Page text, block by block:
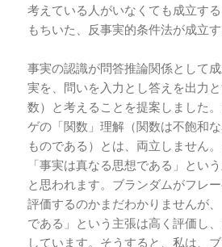
考えている人がいなくても成立す
もちいた、反事実的条件法が成立す
事実の認識が問答推論関係として
実を、問いを入力とし答えを出力
数）と考えることを提案しました
ゲの「関数」理解（関数は不飽和
ものである）とは、両立しません
「事実は真なる思想である」とい
と思われます。ブランダムがフレ
評価するのかまだわかりませんが
である」という主張は高く評価し
しています。そうすると、私は、